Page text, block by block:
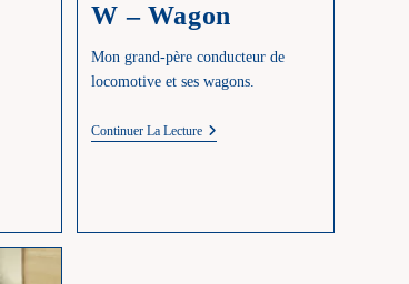
W – Wagon
Mon grand-père conducteur de
locomotive et ses wagons.
Continuer La LectureW